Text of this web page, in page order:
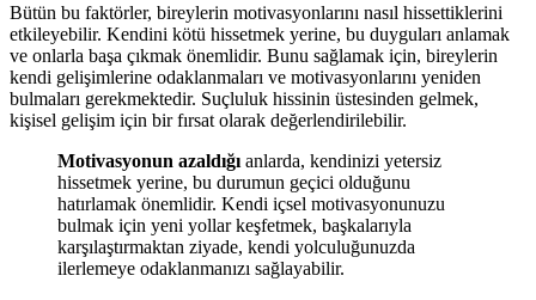
Bütün bu faktörler, bireylerin motivasyonlarını nasıl hissettiklerini
etkileyebilir. Kendini kötü hissetmek yerine, bu duyguları anlamak
ve onlarla başa çıkmak önemlidir. Bunu sağlamak için, bireylerin
kendi gelişimlerine odaklanmaları ve motivasyonlarını yeniden
bulmaları gerekmektedir. Suçluluk hissinin üstesinden gelmek,
kişisel gelişim için bir fırsat olarak değerlendirilebilir.
Motivasyonun azaldığı anlarda, kendinizi yetersiz
hissetmek yerine, bu durumun geçici olduğunu
hatırlamak önemlidir. Kendi içsel motivasyonunuzu
bulmak için yeni yollar keşfetmek, başkalarıyla
karşılaştırmaktan ziyade, kendi yolculuğunuzda
ilerlemeye odaklanmanızı sağlayabilir.